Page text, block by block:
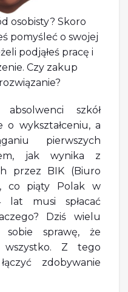
osobisty? Skoro
pomyśleć o swojej
podjąłeś pracę i
Czy zakup
szkół
o wykształceniu, a
pierwszych
jak wynika z
przez BIK (Biuro
co piąty Polak w
musi spłacać
Dziś wielu
sprawę, że
wszystko. Z tego
zdobywanie